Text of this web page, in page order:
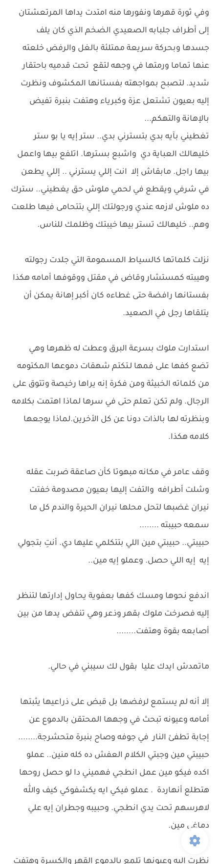
وفي ثورة قهرها ونفورها منه امتدت يداها المرتعشتان
إلى أطراف جلبابه الصعيدي الضخم الذي كان يلف
جسدها وبحركة سريعة ممتلئة بالغل والرفض خلعته
عنها تماما ورمتها في وجهه لتقع تحت قدميه باحتقار
شديد. لتصبح بمواجهته بفستانها المكشوف ونظرت
إليه بعيون تشتعل عزة وكبرياء وهتفت بنبرة تفيض
بالإهانة والتهكم...
تغطيني بآيه بدي بتسترني بدي.. ستر إيه يا بو ستر
خليهالك العباية دي واشبع بسترها. اتلفع بيها واعمل
بيها راجل. مابقاش إلا انت إللي يسترني .. إللي يطعن
في شرفي ويقطع في لحمي ملوش حق يغطيني.. سترك
ده ملوش لازمه عندي ورجولتك إللي بتتحامى فيها طلعت
وهم.. خليهالك تستر بيها خيبتك وظلمك للناس.
نزلت كلماتها كالسياط المسمومة التي جلدت رجولته
وهيبته كمستشار وقاض في مقتل ووقوفها أمامه هكذا
بفستانها رافضة حتى غطاءه كان أكبر إهانة يمكن أن
يتلقاها رجل في الصعيد.
استدارت ملوك بسرعة البرق وعطت له ظهرها وهي
تضع كفها على فمها لـتكتم شهقات دموعها المكتومه
من كلماته الخبيثة ومن فكرة إنه يراها رخيصة وتتوق على
الرجال. ولم تكن تعلم حتى في سرها لماذا اهتمت بكلامه
وبنظرته لها بالذات دونا عن كل الأخرين.لماذا يوجعها
كلامه هكذا.
وقف عامر في مكانه مبهوتا كأن صاعقة ضربت عقله
وشلت أطرافه والتفت إليها بعيون مصدومة خفتت
نيران غضبها لتحل محلها نيران الحيرة والندم كل ما
سمعه حبيبته ........
حبيبتي.. حبيبتي مين اللي بتتكلمي عليها دي. أنتِ بتجولي
إيه إيه اللي حصل. وعملو إيه مين..
اندفع نحوها ومسك كفها بعفوية يحاول إدارتها لتنظر
إليه فصرخت ملوك بقهر وذعر وهي تنفض يدها من بين
أصابعه بقوة وهتفت........
ماتمدش ايدك عليا بقول لك سيبني في حالي.
إلا أنه لم يستمع لرفضها بل قبض على ذراعيها يثبتها
أمامه وعيونه تبحث في وجهها المحتقن بالدموع عن
إجابة تطفئ النار في جوفه وصاح بنبرة متحشرجة........
حبيبتي مين وجبتي الكلام العفش ده كله منين.. عملو
اكده فيكو مين عمل انطجي فهميني دا لو حصل روحها
هتطلع أنهاردة . عملو فيكي ايه يكشفوكي كيف والله
لاهرسهم تحت يدي انطجي. وحبيبه وجطران إيه علي
دماغي مين.
نظرت إليه وعيونها تلمع بالدموع القهر والكسرة وهتفت